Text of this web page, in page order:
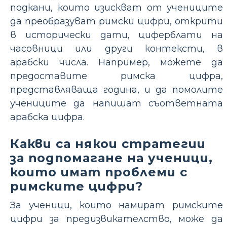
подкани, които изискват от учениците
да преобразуват римски цифри, открити
в исторически дати, циферблати на
часовници или други контексти, в
арабски числа. Например, можете да
предоставите римска цифра,
представляваща година, и да помолите
учениците да напишат съответната
арабска цифра.
Какви са някои стратегии
за подпомагане на ученици,
които имат проблеми с
римските цифри?
За ученици, които намират римските
цифри за предизвикателство, може да